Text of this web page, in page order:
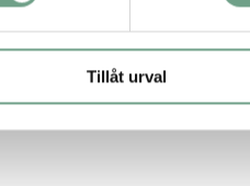
Tillåt urval
Varje ventilteknik har
rostfria stål- eller